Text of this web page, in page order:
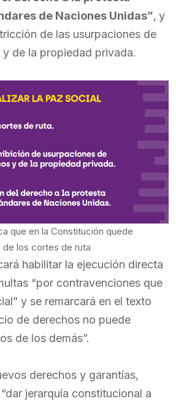
de Naciones Unidas”, y
de las usurpaciones de
de la propiedad privada.
que en la Constitución quede
de los cortes de ruta
habilitar la ejecución directa
“por contravenciones que
y se remarcará en el texto
de derechos no puede
de los demás”.
derechos y garantías,
jerarquía constitucional a